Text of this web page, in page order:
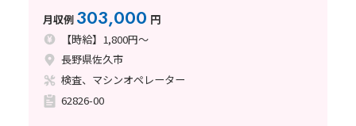
月収例 303,000 円
【時給】1,800円～
長野県佐久市
検査、マシンオペレーター
62826-00